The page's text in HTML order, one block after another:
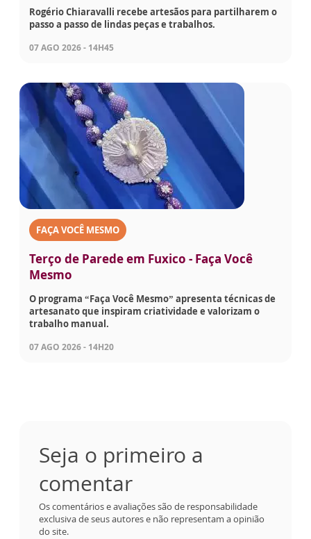
Rogério Chiaravalli recebe artesãos para partilharem o
passo a passo de lindas peças e trabalhos.
07 AGO 2026 - 14H45
FAÇA VOCÊ MESMO
Terço de Parede em Fuxico - Faça Você
Mesmo
O programa “Faça Você Mesmo” apresenta técnicas de
artesanato que inspiram criatividade e valorizam o
trabalho manual.
07 AGO 2026 - 14H20
Seja o primeiro a
comentar
Os comentários e avaliações são de responsabilidade
exclusiva de seus autores e não representam a opinião
do site.